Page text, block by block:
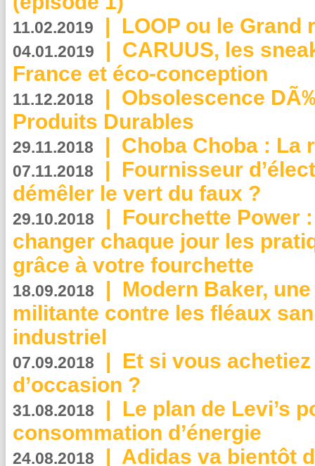
11.02.2019 | LOOP ou le Grand
04.01.2019 | CARUUS, les
France et éco-conception
11.12.2018 | Obsolescence
Produits Durables
29.11.2018 | Choba Choba : La
07.11.2018 | Fournisseur
démêler le vert du faux ?
29.10.2018 | Fourchette Power
changer chaque jour les
grâce à votre fourchette
18.09.2018 | Modern Baker,
militante contre les fléaux
industriel
07.09.2018 | Et si vous
d’occasion ?
31.08.2018 | Le plan de Levi’s
consommation d’énergie
24.08.2018 | Adidas va bientôt